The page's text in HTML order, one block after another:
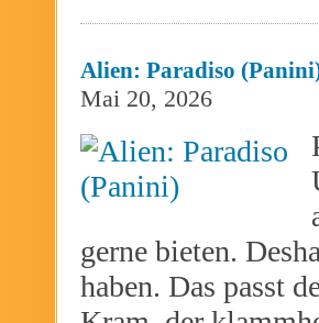
Alien: Paradiso
Mai 20, 2026
gerne bieten.
haben. Das passt